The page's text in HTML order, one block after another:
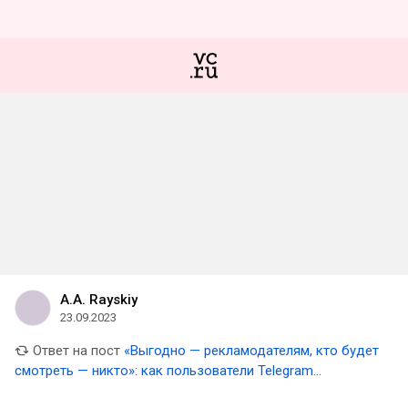
A.A. Rayskiy
23.09.2023
Ответ на пост «Выгодно — рекламодателям, кто будет
смотреть — никто»: как пользователи Telegram